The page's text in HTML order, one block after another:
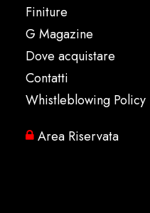
Finiture
G Magazine
Dove acquistare
Contatti
Whistleblowing Policy
Area Riservata